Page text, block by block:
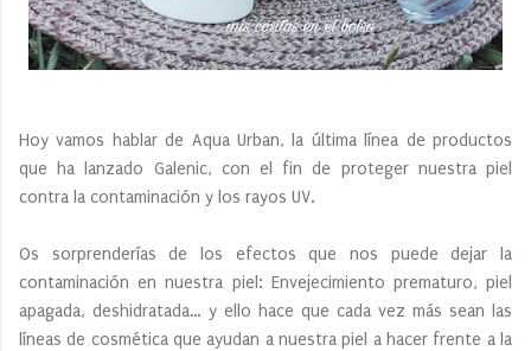
Hoy vamos hablar de Aqua Urban, la última línea de productos
que ha lanzado Galenic, con el fin de proteger nuestra piel
contra la contaminación y los rayos UV.
Os sorprenderías de los efectos que nos puede dejar la
contaminación en nuestra piel: Envejecimiento prematuro, piel
apagada, deshidratada… y ello hace que cada vez más sean las
líneas de cosmética que ayudan a nuestra piel a hacer frente a la